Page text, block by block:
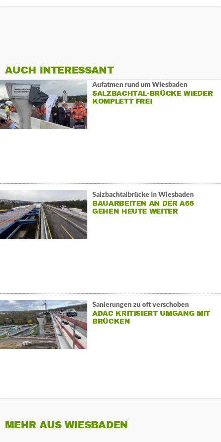
AUCH INTERESSANT
Aufatmen rund um Wiesbaden
SALZBACHTAL-BRÜCKE WIEDER
KOMPLETT FREI
Salzbachtalbrücke in Wiesbaden
BAUARBEITEN AN DER A66
GEHEN HEUTE WEITER
Sanierungen zu oft verschoben
ADAC KRITISIERT UMGANG MIT
BRÜCKEN
MEHR AUS WIESBADEN